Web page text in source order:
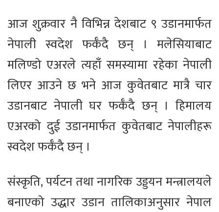
आज शुक्रवार नै विभिन्न देशबाट ९ उडानमार्फत
नेपाली स्वदेश फर्कँदै छन् । मलेसियाबाट
मलिण्डो एअरले त्यहाँ समस्यामा रहेका नेपाली
लिएर आउने छ भने आज कुवेतबाट मात्रै चार
उडानबाट नेपाली घर फर्कँदै छन् । हिमालय
एअरको दुई उडानमार्फत कुवेतबाट नेपालीहरू
स्वदेश फर्कँदै छन् ।
संस्कृति, पर्यटन तथा नागरिक उड्डयन मन्त्रालयले
बनाएको उद्धार उडान तालिकाअनुसार नेपाल